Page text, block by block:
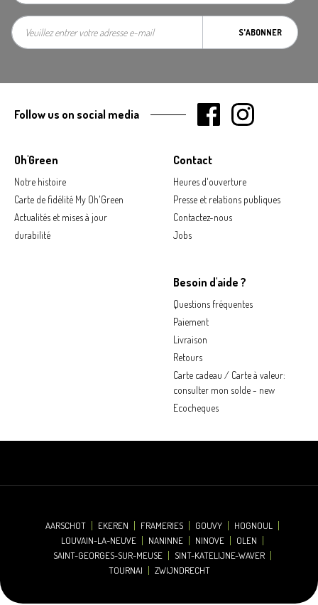
S'ABONNER
Oh'Green
Notre histoire
Carte de fidélité My Oh'Green
Actualités et mises à jour
durabilité
Contact
Heures d'ouverture
Presse et relations publiques
Contactez-nous
Jobs
Besoin d'aide ?
Questions fréquentes
Paiement
Livraison
Retours
Carte cadeau / Carte à valeur:
consulter mon solde - new
Ecocheques
Follow us on social media
AARSCHOT EKEREN FRAMERIES GOUVY
HOGNOUL
LOUVAIN-LA-NEUVE
NANINNE NINOVE
OLEN
SAINT-GEORGES-SUR-MEUSE
SINT-KATELIJNE-WAVER
TOURNAI
ZWIJNDRECHT